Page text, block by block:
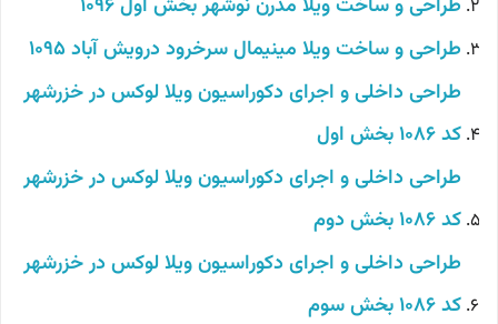
طراحی و ساخت ویلا مدرن نوشهر بخش اول 1096
طراحی و ساخت ویلا مینیمال سرخرود درویش آباد 1095
طراحی داخلی و اجرای دکوراسیون ویلا لوکس در خزرشهر
کد 1086 بخش اول
طراحی داخلی و اجرای دکوراسیون ویلا لوکس در خزرشهر
کد 1086 بخش دوم
طراحی داخلی و اجرای دکوراسیون ویلا لوکس در خزرشهر
کد 1086 بخش سوم